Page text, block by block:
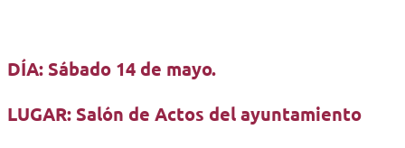
DÍA: Sábado 14 de mayo.
LUGAR: Salón de Actos del ayuntamiento